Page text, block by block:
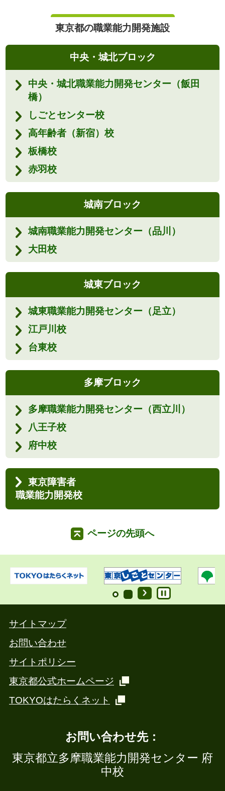
東京都の職業能力開発施設
中央・城北ブロック
中央・城北職業能力開発センター（飯田
橋）
しごとセンター校
高年齢者（新宿）校
板橋校
赤羽校
城南ブロック
城南職業能力開発センター（品川）
大田校
城東ブロック
城東職業能力開発センター（足立）
江戸川校
台東校
多摩ブロック
多摩職業能力開発センター（西立川）
八王子校
府中校
東京障害者
職業能力開発校
ページの先頭へ
サイトマップ
お問い合わせ
サイトポリシー
東京都公式ホームページ
TOKYOはたらくネット
お問い合わせ先：
東京都立多摩職業能力開発センター 府
中校